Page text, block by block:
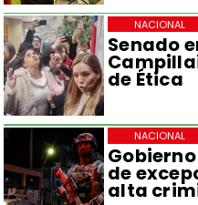
Senado
de Ética
NACIONAL
de
alta
NACIONAL